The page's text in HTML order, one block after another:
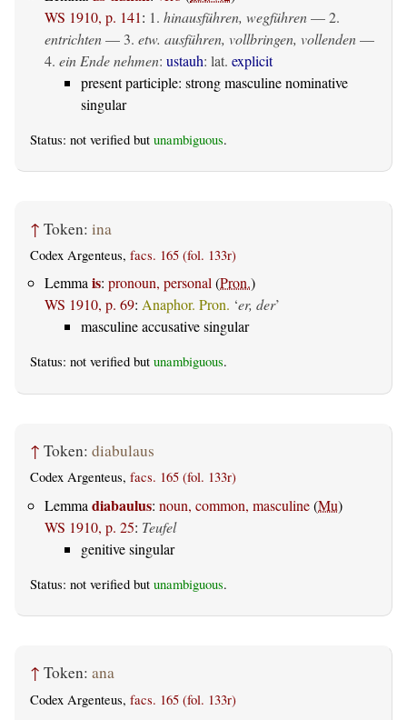
WS 1910, p. 141: 1. hinausführen, wegführen— 2.
entrichten— 3. etw. ausführen, vollbringen, vollenden—
4. ein Ende nehmen: ustauh: lat. explicit
present participle: strong masculine nominative
singular
Status: not verified but unambiguous.
↑ Token: ina
Codex Argenteus, facs. 165 (fol. 133r)
Lemmais: pronoun, personal(Pron.)
WS 1910, p. 69: Anaphor. Pron. ‘er, der’
masculine accusative singular
Status: not verified but unambiguous.
↑ Token: diabulaus
Codex Argenteus, facs. 165 (fol. 133r)
Lemma diabaulus: noun, common, masculine(Mu)
WS 1910, p. 25: Teufel
genitive singular
Status: not verified but unambiguous.
↑ Token: ana
Codex Argenteus, facs. 165 (fol. 133r)